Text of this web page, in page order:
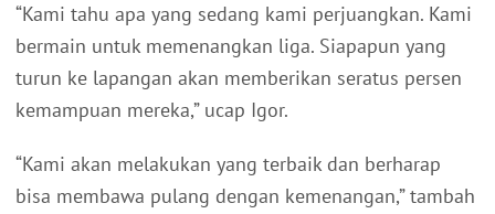
“Kami tahu apa yang sedang kami perjuangkan. Kami
bermain untuk memenangkan liga. Siapapun yang
turun ke lapangan akan memberikan seratus persen
kemampuan mereka,” ucap Igor.
“Kami akan melakukan yang terbaik dan berharap
bisa membawa pulang dengan kemenangan,” tambah